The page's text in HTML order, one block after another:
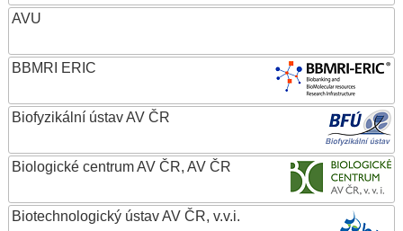
AVU
BBMRI ERIC
Biofyzikální ústav AV ČR
Biologické centrum AV ČR, AV ČR
Biotechnologický ústav AV ČR, v.v.i.